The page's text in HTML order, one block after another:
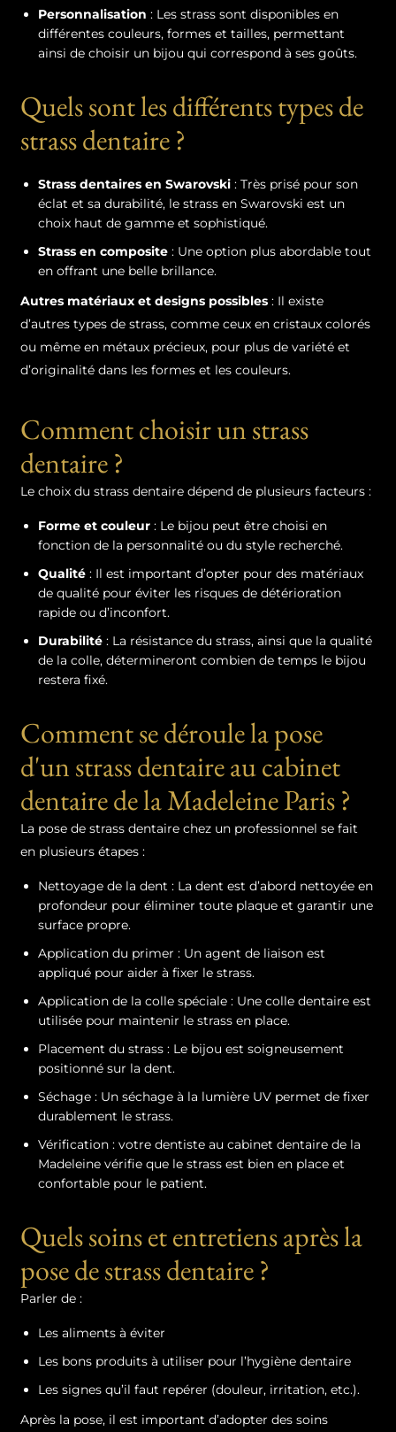
Personnalisation : Les strass sont disponibles en
différentes couleurs, formes et tailles, permettant
ainsi de choisir un bijou qui correspond à ses goûts.
Quels sont les différents types de
strass dentaire ?
Strass dentaires en Swarovski: Très prisé pour son
éclat et sa durabilité, le strass en Swarovski est un
choix haut de gamme et sophistiqué.
Strass en composite : Une option plus abordable tout
en offrant une belle brillance.
Autres matériaux et designs possibles : Il existe
d’autres types de strass, comme ceux en cristaux colorés
ou même en métaux précieux, pour plus de variété et
d’originalité dans les formes et les couleurs.
Comment choisir un strass
dentaire ?
Le choix du strass dentaire dépend de plusieurs facteurs :
Forme et couleur : Le bijou peut être choisi en
fonction de la personnalité ou du style recherché.
Qualité : Il est important d’opter pour des matériaux
de qualité pour éviter les risques de détérioration
rapide ou d’inconfort.
Durabilité : La résistance du strass, ainsi que la qualité
de la colle, détermineront combien de temps le bijou
restera fixé.
Comment se déroule la pose
d'un strass dentaire au cabinet
dentaire de la Madeleine Paris ?
La pose de strass dentaire chez un professionnel se fait
en plusieurs étapes :
Nettoyage de la dent : La dent est d’abord nettoyée en
profondeur pour éliminer toute plaque et garantir une
surface propre.
Application du primer : Un agent de liaison est
appliqué pour aider à fixer le strass.
Application de la colle spéciale : Une colle dentaire est
utilisée pour maintenir le strass en place.
Placement du strass : Le bijou est soigneusement
positionné sur la dent.
Séchage : Un séchage à la lumière UV permet de fixer
durablement le strass.
Vérification : votre dentiste au cabinet dentaire de la
Madeleine vérifie que le strass est bien en place et
confortable pour le patient.
Quels soins et entretiens après la
pose de strass dentaire ?
Parler de :
Les aliments à éviter
Les bons produits à utiliser pour l’hygiène dentaire
Les signes qu’il faut repérer (douleur, irritation, etc.).
Après la pose, il est important d’adopter des soins